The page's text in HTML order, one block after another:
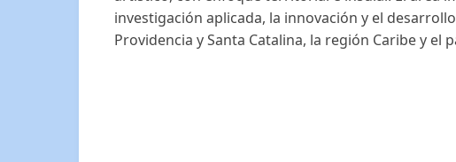
investigación aplicada, la innovación y el
Providencia y Santa Catalina, la región Caribe y el